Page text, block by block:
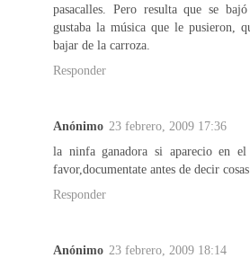
pasacalles. Pero resulta que se
gustaba la música que le pusieron,
bajar de la carroza.
Responder
Anónimo 23 febrero, 2009 17:36
la ninfa ganadora si aparecio en el
favor,documentate antes de decir cosas
Responder
Anónimo 23 febrero, 2009 18:14